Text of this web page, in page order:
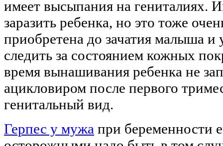
имеет высыпания на гениталиях.
заразить ребенка, но это тоже
приобретена до зачатия малыша и
следить за состоянием кожных
время вынашивания ребенка не
ацикловиром после первого
генитальный вид.
Герпес у мужа при беременности